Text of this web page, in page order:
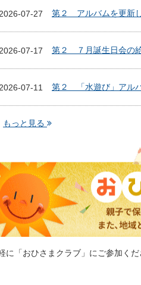
2026-07-27 第２ アルバムを更新
2026-07-17 第２ ７月誕生日会の
2026-07-11 第２ 「水遊び」アル
もっと見る
に「おひさまクラブ」にご参加く